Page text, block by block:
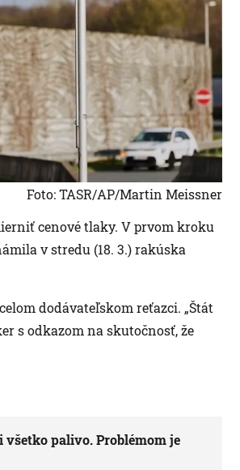
Foto: TASR/AP/Martin Meissner
cenové tlaky. V prvom kroku
v stredu (18. 3.) rakúska
dodávateľskom reťazci. „Štát
s odkazom na skutočnosť, že
všetko palivo. Problémom je